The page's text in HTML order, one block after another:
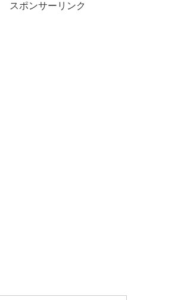
スポンサーリンク